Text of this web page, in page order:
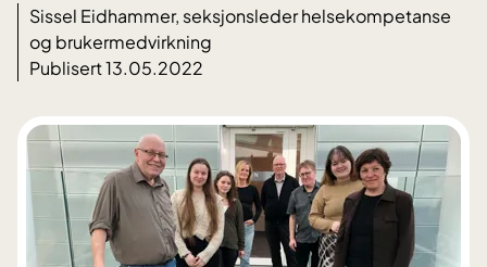
Sissel Eidhammer, seksjonsleder helsekompetanse
og brukermedvirkning
Publisert 13.05.2022